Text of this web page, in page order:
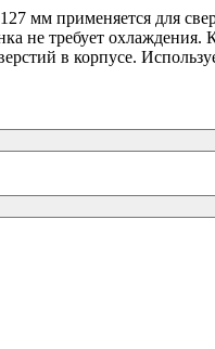
мм применяется для
не требует
в корпусе.